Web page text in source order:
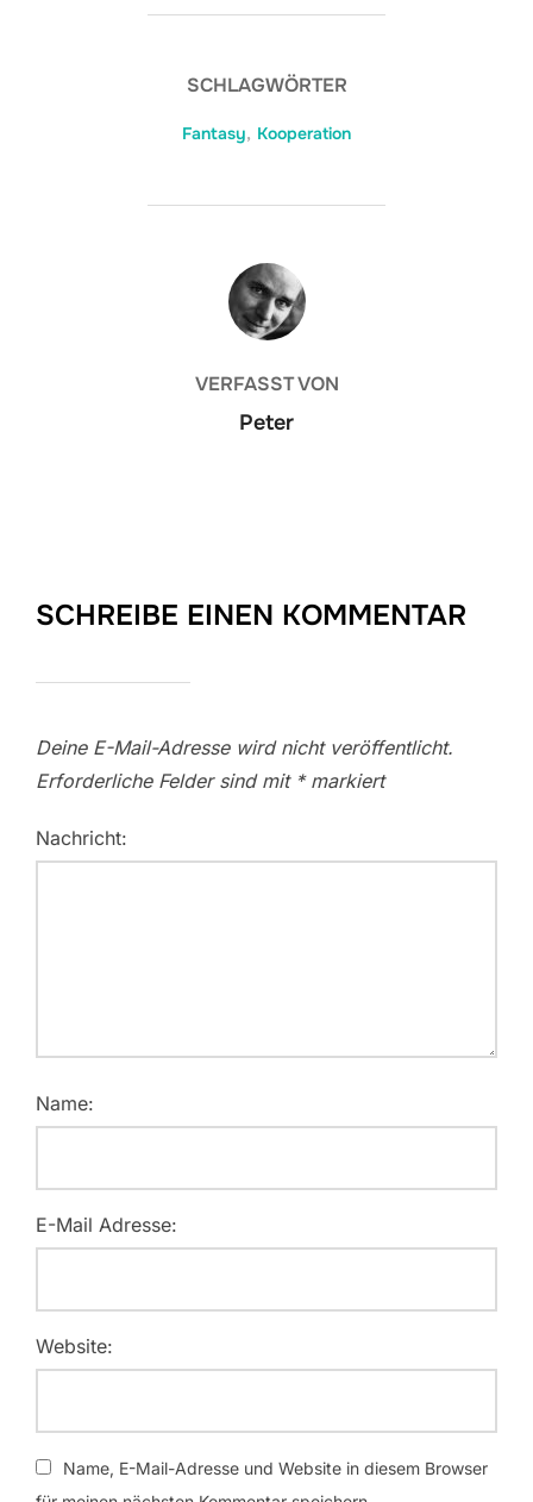
SCHLAGWÖRTER
Fantasy, Kooperation
BEITRAGSAUTOR
VERFASST VON
Peter
SCHREIBE EINEN KOMMENTAR
Deine E-Mail-Adresse wird nicht veröffentlicht.
Erforderliche Felder sind mit *markiert
Nachricht:
Name:
E-Mail Adresse:
Website:
Name, E-Mail-Adresse und Website in diesem Browser